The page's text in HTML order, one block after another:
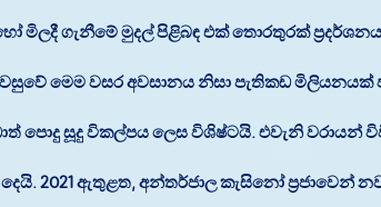
මිලදී ගැනීමේ මුදල් පිළිබඳ එක් තොරතුරක්
මෙම වසර අවසානය නිසා පැතිකඩ
පොදු සූදු විකල්පය ලෙස විශිෂ්ටයි. එවැනි
දෙයි. 2021 ඇතුළත, අන්තර්ජාල කැසිනෝ